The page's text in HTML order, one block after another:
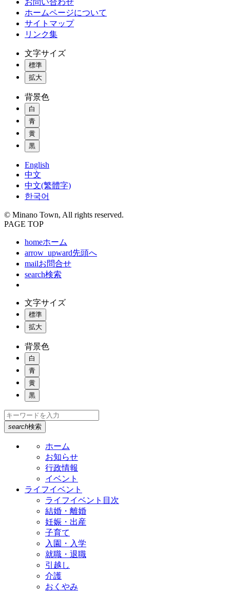
お問い合わせ
ホームページについて
サイトマップ
リンク集
文字サイズ
標準
拡大
背景色
白
青
黄
黒
English
中文
中文(繁體字)
한국어
© Minano Town, All rights reserved.
PAGE TOP
homeホーム
arrow_upward先頭へ
mailお問合せ
search検索
文字サイズ
標準
拡大
背景色
白
青
黄
黒
search検索
ホーム
お知らせ
行政情報
イベント
ライフイベント
ライフイベント目次
結婚・離婚
妊娠・出産
子育て
入園・入学
就職・退職
引越し
介護
おくやみ